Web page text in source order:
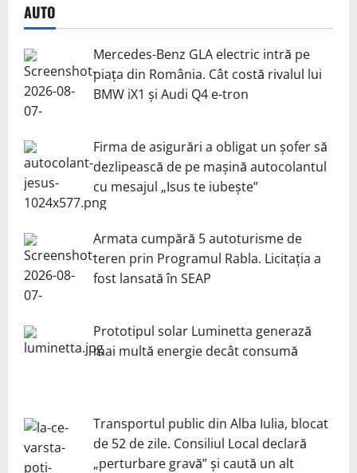
AUTO
Mercedes-Benz GLA electric intră pe
piața din România. Cât costă rivalul lui
BMW iX1 și Audi Q4 e-tron
Firma de asigurări a obligat un șofer să
dezlipească de pe mașină autocolantul
cu mesajul „Isus te iubește”
Armata cumpără 5 autoturisme de
teren prin Programul Rabla. Licitația a
fost lansată în SEAP
Prototipul solar Luminetta generază
mai multă energie decât consumă
Transportul public din Alba Iulia, blocat
de 52 de zile. Consiliul Local declară
„perturbare gravă” și caută un alt